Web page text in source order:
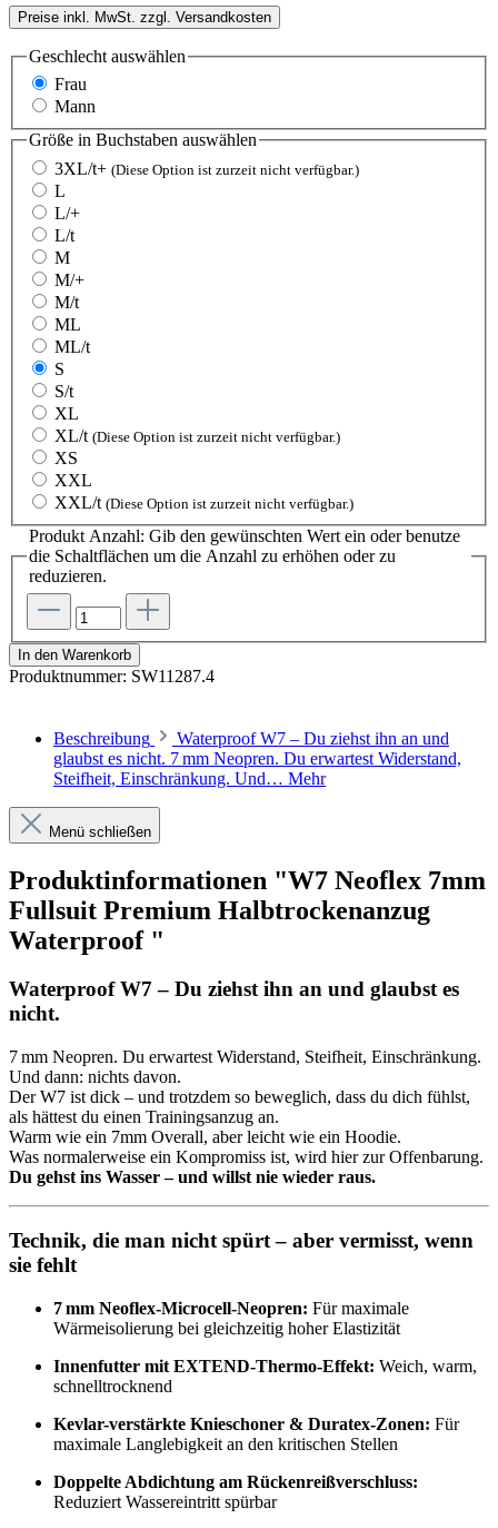
Preise inkl. MwSt. zzgl. Versandkosten
Geschlecht auswählen
Frau
Mann
Größe in Buchstaben auswählen
3XL/t+ (Diese Option ist zurzeit nicht verfügbar.)
L
L/+
L/t
M
M/+
M/t
ML
ML/t
S
S/t
XL
XL/t (Diese Option ist zurzeit nicht verfügbar.)
XS
XXL
XXL/t (Diese Option ist zurzeit nicht verfügbar.)
Produkt Anzahl: Gib den gewünschten Wert ein oder benutze
die Schaltflächen um die Anzahl zu erhöhen oder zu
reduzieren.
In den Warenkorb
Produktnummer: SW11287.4
Beschreibung
Waterproof W7 – Du ziehst ihn an und
glaubst es nicht. 7 mm Neopren. Du erwartest Widerstand,
Steifheit, Einschränkung. Und… Mehr
Menü schließen
Produktinformationen "W7 Neoflex 7mm
Fullsuit Premium Halbtrockenanzug
Waterproof "
Waterproof W7 – Du ziehst ihn an und glaubst es
nicht.
7 mm Neopren. Du erwartest Widerstand, Steifheit, Einschränkung.
Und dann: nichts davon.
Der W7 ist dick – und trotzdem so beweglich, dass du dich fühlst,
als hättest du einen Trainingsanzug an.
Warm wie ein 7mm Overall, aber leicht wie ein Hoodie.
Was normalerweise ein Kompromiss ist, wird hier zur Offenbarung.
Du gehst ins Wasser – und willst nie wieder raus.
Technik, die man nicht spürt – aber vermisst, wenn
sie fehlt
7 mm Neoflex-Microcell-Neopren: Für maximale
Wärmeisolierung bei gleichzeitig hoher Elastizität
Innenfutter mit EXTEND-Thermo-Effekt: Weich, warm,
schnelltrocknend
Kevlar-verstärkte Knieschoner & Duratex-Zonen: Für
maximale Langlebigkeit an den kritischen Stellen
Doppelte Abdichtung am Rückenreißverschluss:
Reduziert Wassereintritt spürbar